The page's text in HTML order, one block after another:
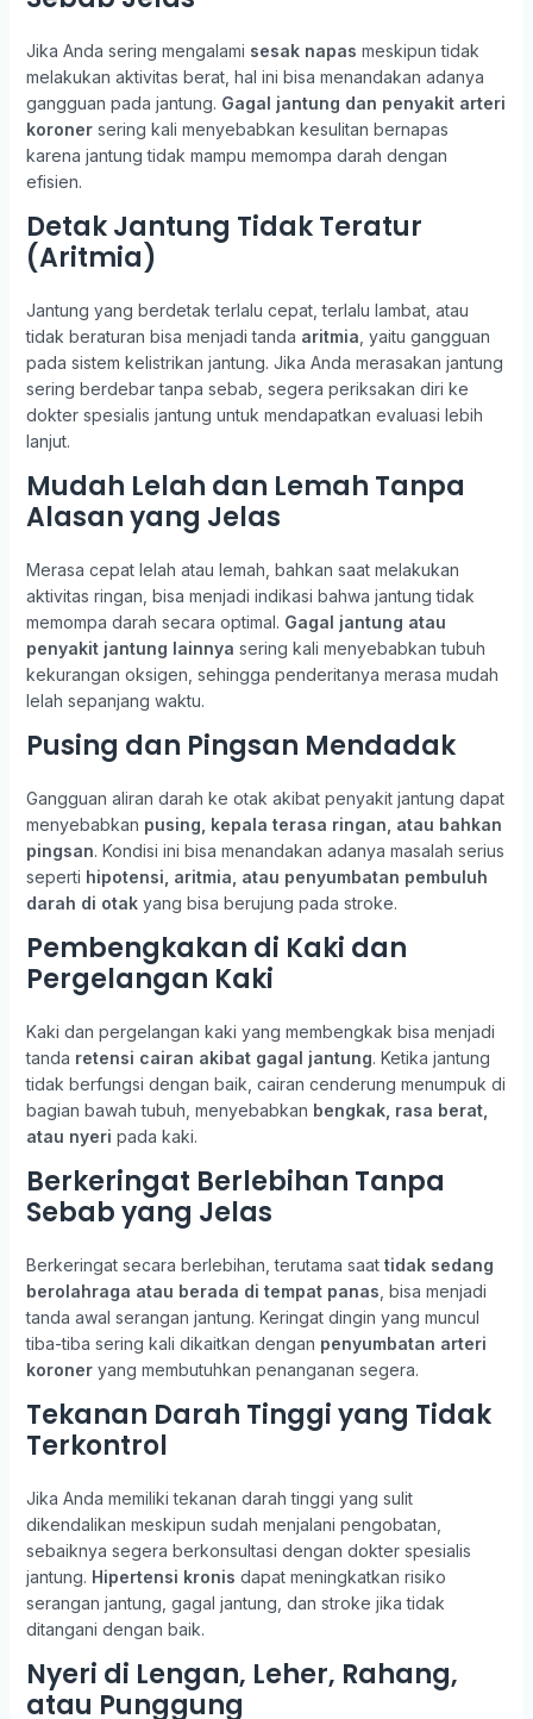
Jika Anda sering mengalami sesak napas meskipun tidak
melakukan aktivitas berat, hal ini bisa menandakan adanya
gangguan pada jantung. Gagal jantung dan penyakit arteri
koronersering kali menyebabkan kesulitan bernapas
karena jantung tidak mampu memompa darah dengan
efisien.
Detak Jantung Tidak Teratur
(Aritmia)
Jantung yang berdetak terlalu cepat, terlalu lambat, atau
tidak beraturan bisa menjadi tanda aritmia , yaitu gangguan
pada sistem kelistrikan jantung. Jika Anda merasakan jantung
sering berdebar tanpa sebab, segera periksakan diri ke
dokter spesialis jantung untuk mendapatkan evaluasi lebih
lanjut.
Mudah Lelah dan Lemah Tanpa
Alasan yang Jelas
Merasa cepat lelah atau lemah, bahkan saat melakukan
aktivitas ringan, bisa menjadi indikasi bahwa jantung tidak
memompa darah secara optimal. Gagal jantung atau
penyakit jantung lainnya sering kali menyebabkan tubuh
kekurangan oksigen, sehingga penderitanya merasa mudah
lelah sepanjang waktu.
Pusing dan Pingsan Mendadak
Gangguan aliran darah ke otak akibat penyakit jantung dapat
menyebabkan pusing, kepala terasa ringan, atau bahkan
pingsan. Kondisi ini bisa menandakan adanya masalah serius
seperti hipotensi, aritmia, atau penyumbatan pembuluh
darah di otakyang bisa berujung pada stroke.
Pembengkakan di Kaki dan
Pergelangan Kaki
Kaki dan pergelangan kaki yang membengkak bisa menjadi
tanda retensi cairan akibat gagal jantung. Ketika jantung
tidak berfungsi dengan baik, cairan cenderung menumpuk di
bagian bawah tubuh, menyebabkan bengkak, rasa berat,
atau nyeri pada kaki.
Berkeringat Berlebihan Tanpa
Sebab yang Jelas
Berkeringat secara berlebihan, terutama saat tidak sedang
berolahraga atau berada di tempat panas , bisa menjadi
tanda awal serangan jantung. Keringat dingin yang muncul
tiba-tiba sering kali dikaitkan dengan penyumbatan arteri
koroneryang membutuhkan penanganan segera.
Tekanan Darah Tinggi yang Tidak
Terkontrol
Jika Anda memiliki tekanan darah tinggi yang sulit
dikendalikan meskipun sudah menjalani pengobatan,
sebaiknya segera berkonsultasi dengan dokter spesialis
jantung. Hipertensi kronis dapat meningkatkan risiko
serangan jantung, gagal jantung, dan stroke jika tidak
ditangani dengan baik.
Nyeri di Lengan, Leher, Rahang,
atau Punggung